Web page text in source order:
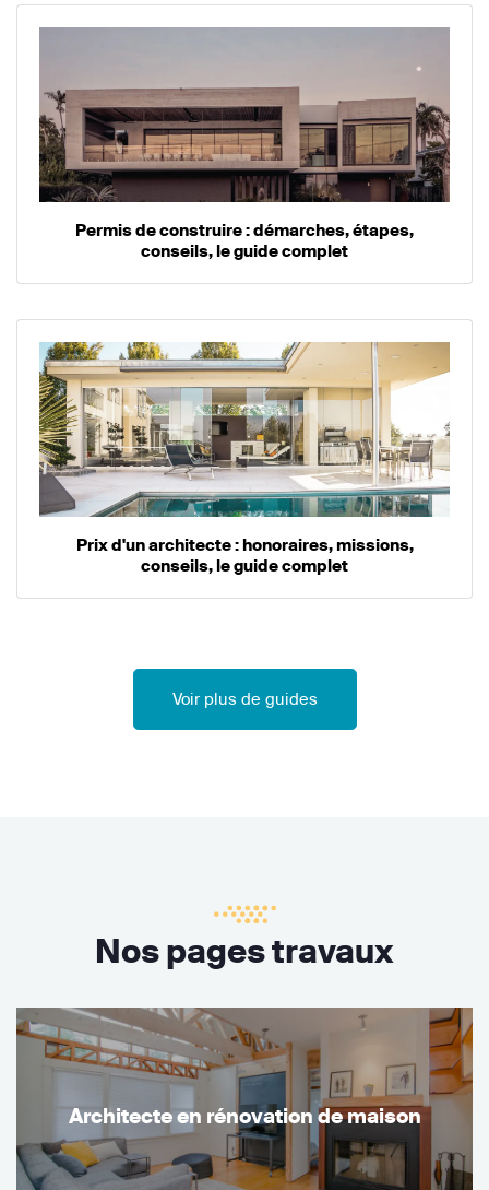
Permis de construire : démarches, étapes,
conseils, le guide complet
Prix d'un architecte : honoraires, missions,
conseils, le guide complet
Voir plus de guides
Nos pages travaux
Architecte en rénovation de maison